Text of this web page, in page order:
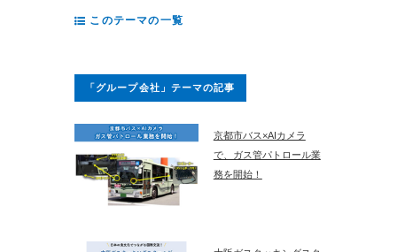
このテーマの一覧
「グループ会社」テーマの記事
京都市バス×AIカメラ
で、ガス管パトロール業
務を開始！